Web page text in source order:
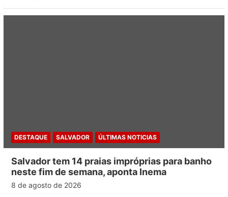
DESTAQUE SALVADOR ÚLTIMAS NOTICIAS
Salvador tem 14 praias impróprias para banho
neste fim de semana, aponta Inema
8 de agosto de 2026